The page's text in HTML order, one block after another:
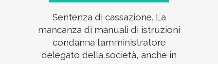
Sentenza di cassazione. La
mancanza di manuali di istruzioni
condanna l’amministratore
delegato della società, anche in